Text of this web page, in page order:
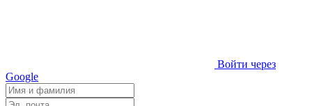
Войти через
Google